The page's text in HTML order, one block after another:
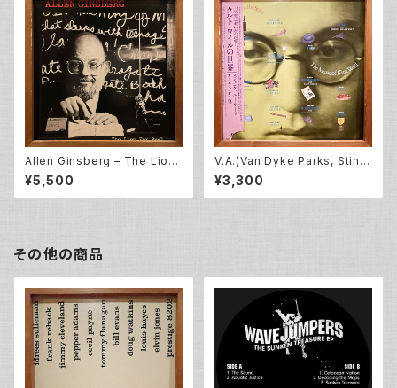
Allen Ginsberg – The Lion
For Real (LP)
¥5,500
V.A.(Van Dyke Parks, Sting,
John Zorn, Lou Reed and o
thers) – Lost In The Stars
(The Music Of Kurt Weill)
¥3,300
その他の商品